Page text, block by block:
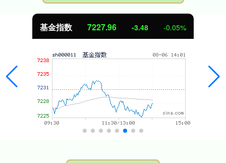
基金指数 7227.96 -3.48 -0.05%